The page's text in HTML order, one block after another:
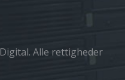
Alle rettigheder